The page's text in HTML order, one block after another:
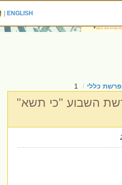
ENGLISH
|
כללי 1
השבוע "כי תשא"